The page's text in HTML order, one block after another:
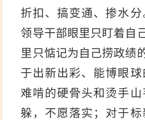
折扣、搞变通、掺水
领导干部眼里只盯着自
里只惦记为自己捞政绩
于出新出彩、能博眼
难啃的硬骨头和烫手
躲，不愿落实；对于